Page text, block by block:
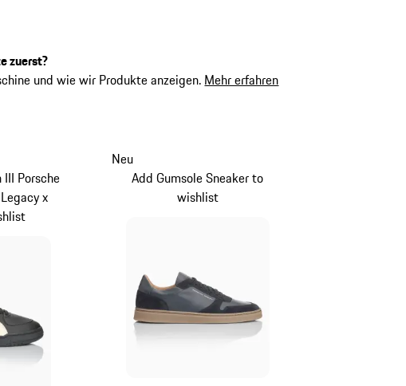
zuerst?
und wie wir Produkte anzeigen. Mehr erfahren
III Porsche
x
Neu
Add Gumsole Sneaker to
wishlist